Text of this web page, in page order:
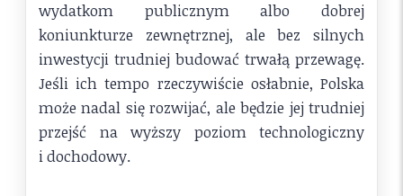
wydatkom publicznym albo dobrej
koniunkturze zewnętrznej, ale bez silnych
inwestycji trudniej budować trwałą przewagę.
Jeśli ich tempo rzeczywiście osłabnie, Polska
może nadal się rozwijać, ale będzie jej trudniej
przejść na wyższy poziom technologiczny
i dochodowy.